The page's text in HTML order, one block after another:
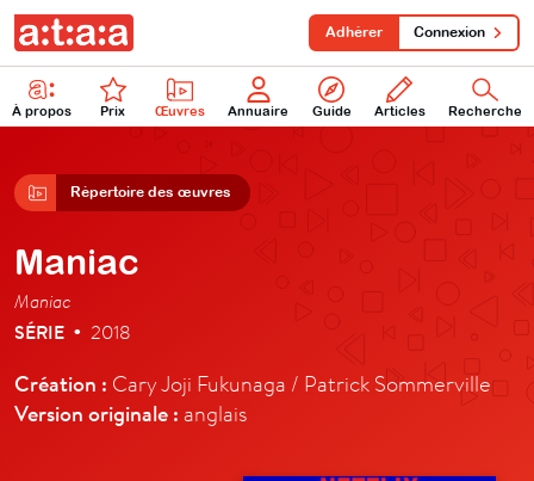
À propos Prix Œuvres Annuaire Guide Articles Recherche
Adhérer Connexion
Répertoire des œuvres
Maniac
Maniac
SÉRIE • 2018
Création : Cary Joji Fukunaga / Patrick Sommerville
Version originale : anglais